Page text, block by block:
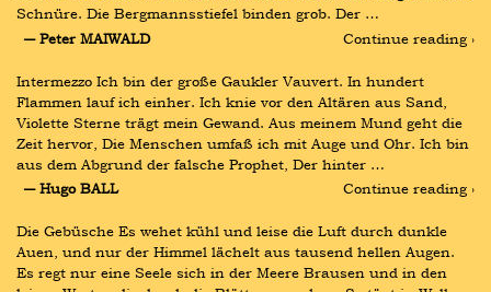
Schnüre. Die Bergmannsstiefel binden grob. Der …
― Peter MAIWALD
Continue reading ›
Intermezzo Ich bin der große Gaukler Vauvert. In hundert
Flammen lauf ich einher. Ich knie vor den Altären aus Sand,
Violette Sterne trägt mein Gewand. Aus meinem Mund geht die
Zeit hervor, Die Menschen umfaß ich mit Auge und Ohr. Ich bin
aus dem Abgrund der falsche Prophet, Der hinter …
― Hugo BALL
Continue reading ›
Die Gebüsche Es wehet kühl und leise die Luft durch dunkle
Auen, und nur der Himmel lächelt aus tausend hellen Augen.
Es regt nur eine Seele sich in der Meere Brausen und in den